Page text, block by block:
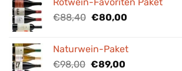
€84,00€76,00.
€88,40 Ursprünglicher
€88,40
€80,00Aktueller
€80,00.
Naturwein-Paket
€98,00 Ursprünglicher
€89,00Aktueller